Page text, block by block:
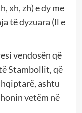
xh, zh) e dy me
të dyzuara (ll e
vendosën që
Stambollit, që
ashtu
vetëm në